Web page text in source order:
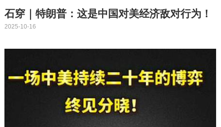
石穿｜特朗普：这是中国对美经济敌对行为！
2025-10-16